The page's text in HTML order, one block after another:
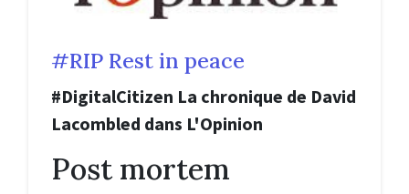
#RIP Rest in peace
#DigitalCitizen La chronique de David
Lacombled dans L'Opinion
Post mortem